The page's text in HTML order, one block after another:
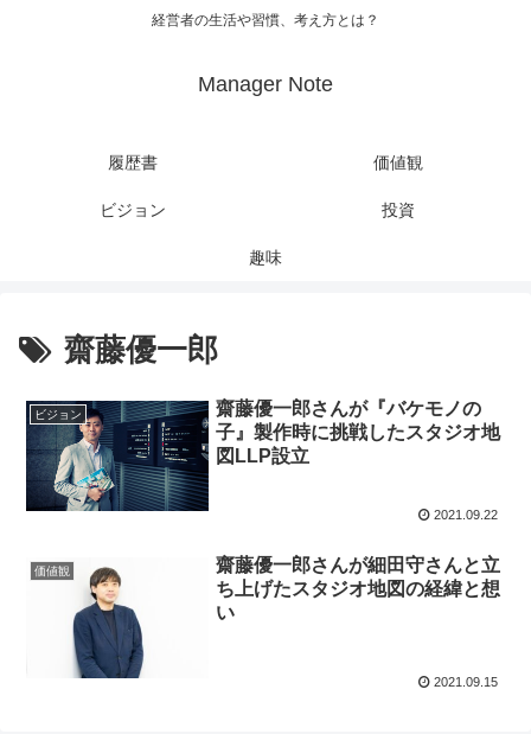
経営者の生活や習慣、考え方とは？
Manager Note
履歴書 価値観
ビジョン 投資
趣味
齋藤優一郎
ビジョン
齋藤優一郎さんが『バケモノの
子』製作時に挑戦したスタジオ地
図LLP設立
2021.09.22
価値観
齋藤優一郎さんが細田守さんと立
ち上げたスタジオ地図の経緯と想
い
2021.09.15